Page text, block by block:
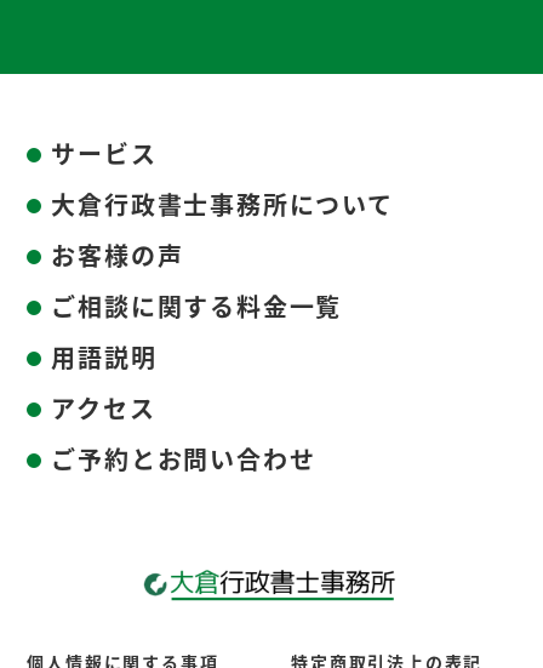
サービス
大倉行政書士事務所について
お客様の声
ご相談に関する料金一覧
用語説明
アクセス
ご予約とお問い合わせ
個人情報に関する事項 特定商取引法上の表記